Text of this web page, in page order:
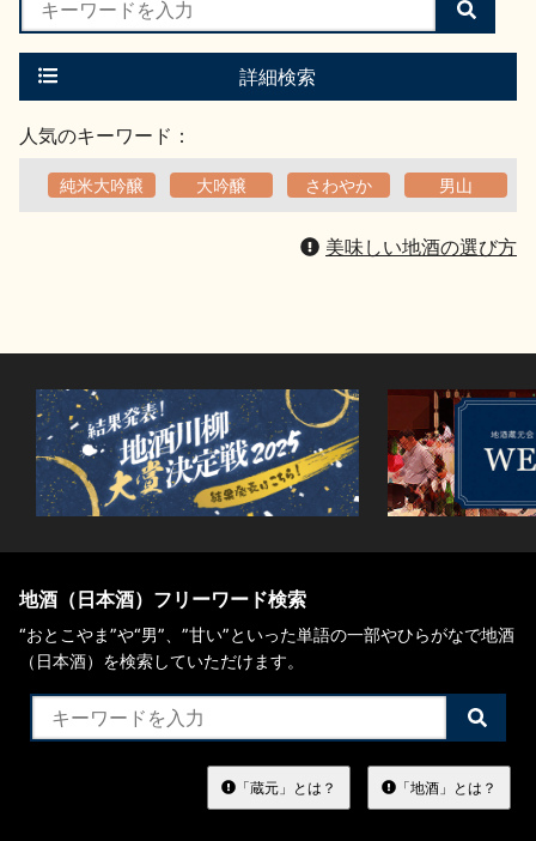
検
索
す
詳細検索
人気のキーワード：
純米大吟醸 大吟醸 さわやか 男山
美味しい地酒の選び方
地酒（日本酒）フリーワード検索
“おとこやま”や“男”、”甘い”といった単語の一部やひらがなで地酒
（日本酒）を検索していただけます。
検
索
る
「蔵元」とは？ 「地酒」とは？